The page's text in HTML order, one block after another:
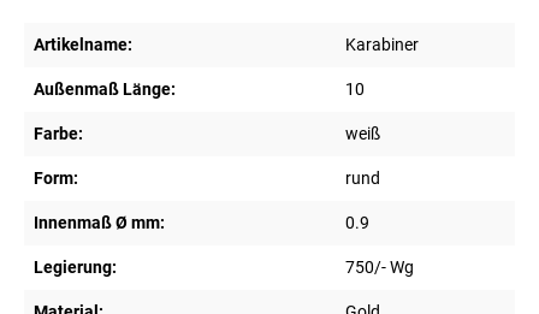
Artikelname: Karabiner
Außenmaß Länge: 10
Farbe: weiß
Form: rund
Innenmaß Ø mm: 0.9
Legierung: 750/- Wg